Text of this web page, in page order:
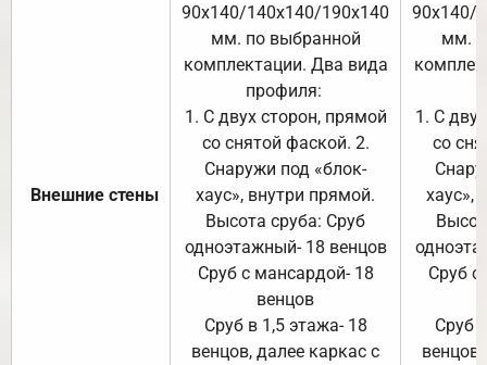
Внешние стены
90х140/140х140/190х140
мм. по выбранной
комплектации. Два вида
профиля:
1. С двух сторон, прямой
со снятой фаской. 2.
Снаружи под «блок-
хаус», внутри прямой.
Высота сруба: Сруб
одноэтажный- 18 венцов
Сруб с мансардой- 18
венцов
Сруб в 1,5 этажа- 18
венцов, далее каркас с
90х140/
мм.
1. С
со
хаус»,
Сруб с
Сруб